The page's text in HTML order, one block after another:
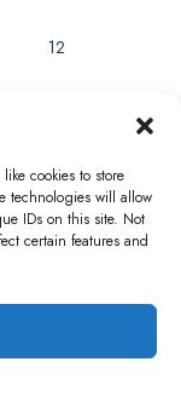
cookies to store
technologies will allow
IDs on this site. Not
certain features and
12